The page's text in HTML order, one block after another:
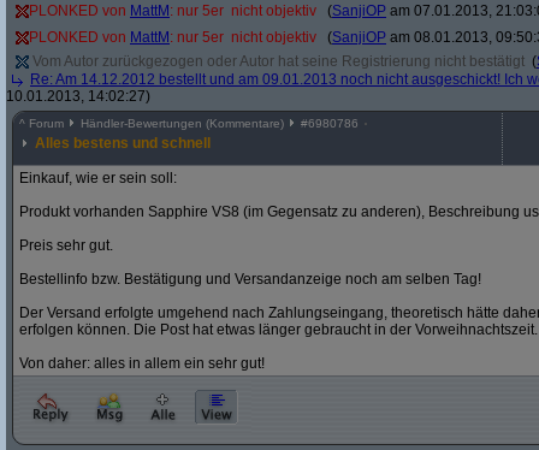
PLONKED von MattM : nur 5er  nicht objektiv (SanjiOP am 07.01.2013,
PLONKED von MattM : nur 5er  nicht objektiv (SanjiOP am 08.01.2013,
Vom Autor zurückgezogen oder Autor hat seine Registrierung nicht bestätigt (
Re: Am 14.12.2012 bestellt und am 09.01.2013 noch nicht ausgeschickt! Ich
10.01.2013, 14:02:27)
^ Forum Händler-Bewertungen (Kommentare) #6980786
Alles bestens und schnell
Einkauf, wie er sein soll:
Produkt vorhanden Sapphire VS8 (im Gegensatz zu anderen), Beschreibung
Preis sehr gut.
Bestellinfo bzw. Bestätigung und Versandanzeige noch am selben Tag!
Der Versand erfolgte umgehend nach Zahlungseingang, theoretisch hätte
erfolgen können. Die Post hat etwas länger gebraucht in der Vorweihnachtszeit.
Von daher: alles in allem ein sehr gut!